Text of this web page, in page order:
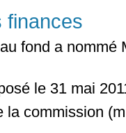
finances
fond a nommé
le 31 mai
la commission